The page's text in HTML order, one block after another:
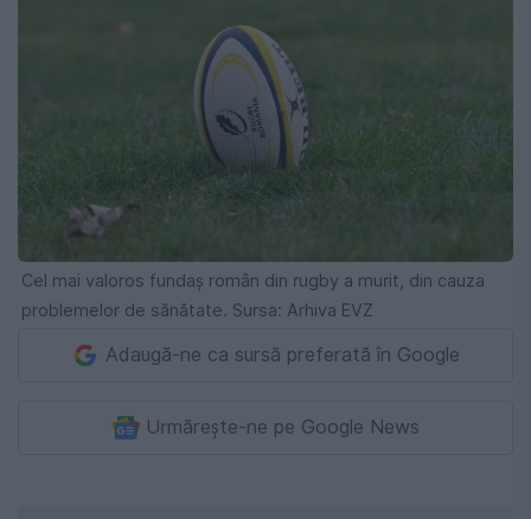
Cel mai valoros fundaş român din rugby a murit, din cauza
problemelor de sănătate. Sursa: Arhiva EVZ
Adaugă-ne ca sursă preferată în Google
Urmărește-ne pe Google News